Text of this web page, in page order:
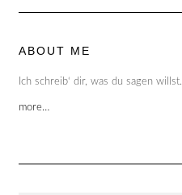
ABOUT ME
Ich schreib‘ dir, was du sagen willst.
more…